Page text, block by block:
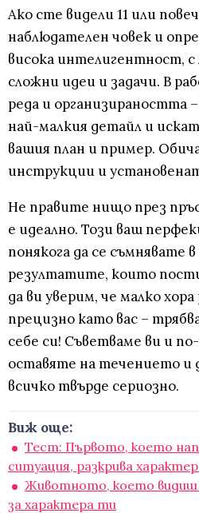
Ако сте видели 11 или
наблюдателен човек и
висока интелигентност,
сложни идеи и задачи. В
реда и организираността
най-малкия детайл и
вашия план и пример.
инструкции и
Не правите нищо през
е идеално. Този ваш
понякога да се съмнявате в
резултатите, които
да ви уверим, че малко
прецизно като вас –
себе си! Съветваме ви и
оставяте на течението и
всичко твърде сериозно.
Виж още:
Тест: Първото, което
ситуация, разкрива
Животното, което видиш
за характера ти